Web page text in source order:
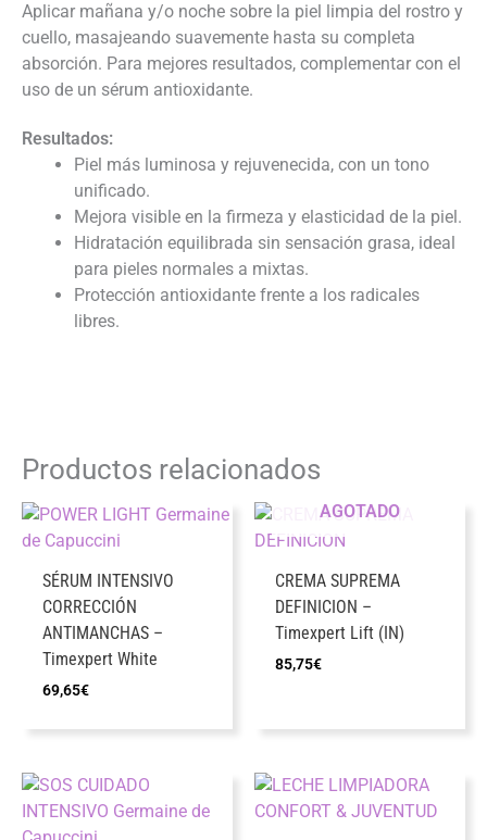
Aplicar mañana y/o noche sobre la piel limpia del rostro y
cuello, masajeando suavemente hasta su completa
absorción. Para mejores resultados, complementar con el
uso de un sérum antioxidante.
Resultados:
Piel más luminosa y rejuvenecida, con un tono
unificado.
Mejora visible en la firmeza y elasticidad de la piel.
Hidratación equilibrada sin sensación grasa, ideal
para pieles normales a mixtas.
Protección antioxidante frente a los radicales
libres.
Productos relacionados
SÉRUM INTENSIVO
CORRECCIÓN
ANTIMANCHAS –
Timexpert White
69,65€
AGOTADO
CREMA SUPREMA
DEFINICION –
Timexpert Lift (IN)
85,75€